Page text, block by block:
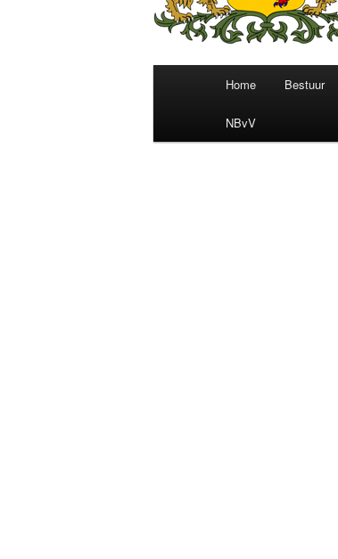
Hoofdmenu
Home Bestuur
NBvV